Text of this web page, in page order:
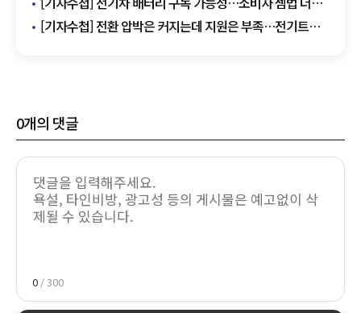
복잡해질까
[기자수첩] 전환 압박은 커지는데 지원은 부족…전기트럭
0개의 댓글
0 / 300